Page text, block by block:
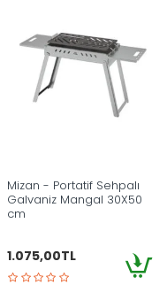
Mizan - Portatif Sehpalı
Galvaniz Mangal 30X50
cm
1.075,00TL